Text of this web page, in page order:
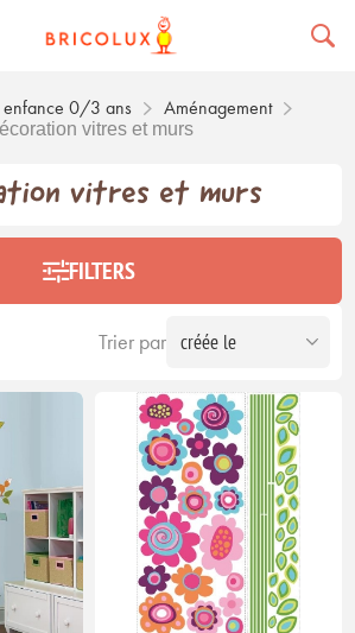
enfance 0/3 ans Aménagement
vitres et murs
vitres et murs
FILTERS
Trier par